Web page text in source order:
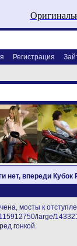
Регистрация
нет, впереди Кубок
мосты к
гонкой.